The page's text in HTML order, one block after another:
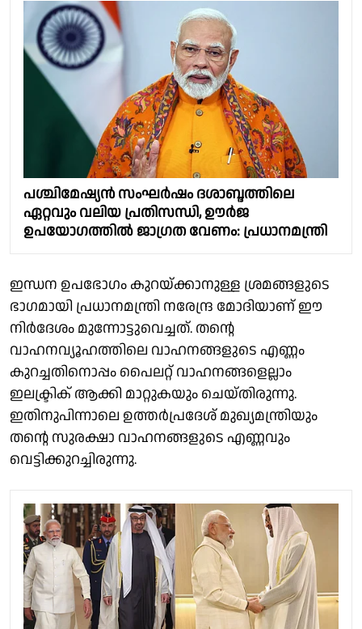
പശ്ചിമേഷ്യൻ സംഘർഷം ദശാബ്ദത്തിലെ
ഏറ്റവും വലിയ പ്രതിസന്ധി, ഊർജ
ഉപയോഗത്തിൽ ജാഗ്രത വേണം: പ്രധാനമന്ത്രി
ഇന്ധന ഉപഭോഗം കുറയ്ക്കാനുള്ള ശ്രമങ്ങളുടെ
ഭാഗമായി പ്രധാനമന്ത്രി നരേന്ദ്ര മോദിയാണ് ഈ
നിർദേശം മുന്നോട്ടുവെച്ചത്. തൻ്റെ
വാഹനവ്യൂഹത്തിലെ വാഹനങ്ങളുടെ എണ്ണം
കുറച്ചതിനൊപ്പം പൈലറ്റ് വാഹനങ്ങളെല്ലാം
ഇലക്ട്രിക് ആക്കി മാറ്റുകയും ചെയ്തിരുന്നു.
ഇതിനുപിന്നാലെ ഉത്തർപ്രദേശ് മുഖ്യമന്ത്രിയും
തൻ്റെ സുരക്ഷാ വാഹനങ്ങളുടെ എണ്ണവും
വെട്ടിക്കുറച്ചിരുന്നു.